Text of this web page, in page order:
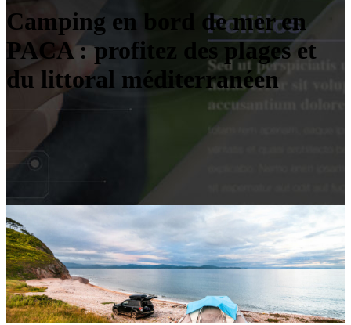
Camping en bord de mer en
PACA : profitez des plages et
du littoral méditerranéen